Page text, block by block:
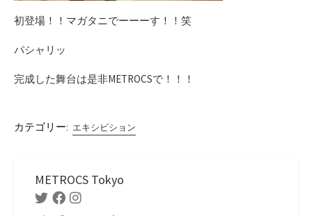
初登場！！マガタニでーーーす！！笑
パシャリッ
完成した舞台は是非METROCSで！！！
カテゴリー: エキシビション
METROCS Tokyo
TwitterFacebookInstagram